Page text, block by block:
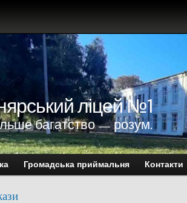
ліцей №1
багатство — розум.
Громадська приймальня Контакти